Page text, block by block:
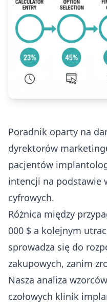
Poradnik oparty na
dyrektorów
pacjentów
intencji na podstawie
cyfrowych.
Różnica między
000 $ a kolejnym
sprowadza się do
zakupowych, zanim
Nasza analiza
czołowych klinik